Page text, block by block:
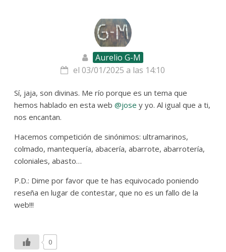
Aurelio G-M
el 03/01/2025 a las 14:10
Sí, jaja, son divinas. Me río porque es un tema que
hemos hablado en esta web@jose y yo. Al igual que a ti,
nos encantan.
Hacemos competición de sinónimos: ultramarinos,
colmado, mantequería, abacería, abarrote, abarrotería,
coloniales, abasto…
P.D.: Dime por favor que te has equivocado poniendo
reseña en lugar de contestar, que no es un fallo de la
web!!!
0